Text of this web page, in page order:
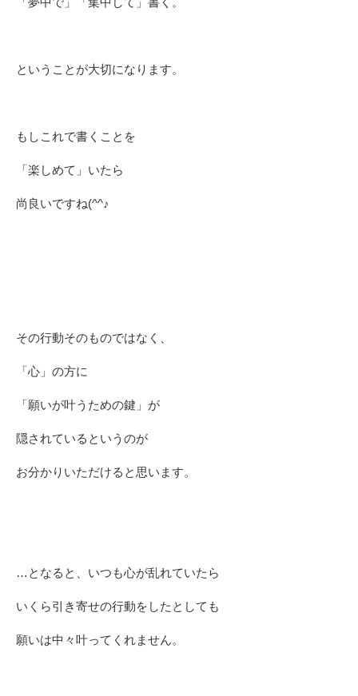
ということが大切になります。
もしこれで書くことを
「楽しめて」いたら
尚良いですね(^^♪
その行動そのものではなく、
「心」の方に
「願いが叶うための鍵」が
隠されているというのが
お分かりいただけると思います。
…となると、いつも心が乱れていたら
いくら引き寄せの行動をしたとしても
願いは中々叶ってくれません。